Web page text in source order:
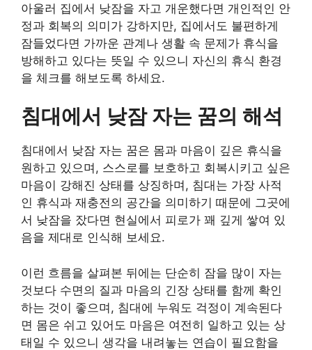
아울러 집에서 낮잠을 자고 개운했다면 개인적인 안
정과 회복의 의미가 강하지만, 집에서도 불편하게
잠들었다면 가까운 관계나 생활 속 문제가 휴식을
방해하고 있다는 뜻일 수 있으니 자신의 휴식 환경
을 체크를 해보도록 하세요.
침대에서 낮잠 자는 꿈의 해석
침대에서 낮잠 자는 꿈은 몸과 마음이 깊은 휴식을
원하고 있으며, 스스로를 보호하고 회복시키고 싶은
마음이 강해진 상태를 상징하며, 침대는 가장 사적
인 휴식과 재충전의 공간을 의미하기 때문에 그곳에
서 낮잠을 잤다면 현실에서 피로가 꽤 깊게 쌓여 있
음을 제대로 인식해 보세요.
이런 흐름을 살펴본 뒤에는 단순히 잠을 많이 자는
것보다 수면의 질과 마음의 긴장 상태를 함께 확인
하는 것이 좋으며, 침대에 누워도 걱정이 계속된다
면 몸은 쉬고 있어도 마음은 여전히 일하고 있는 상
태일 수 있으니 생각을 내려놓는 연습이 필요함을